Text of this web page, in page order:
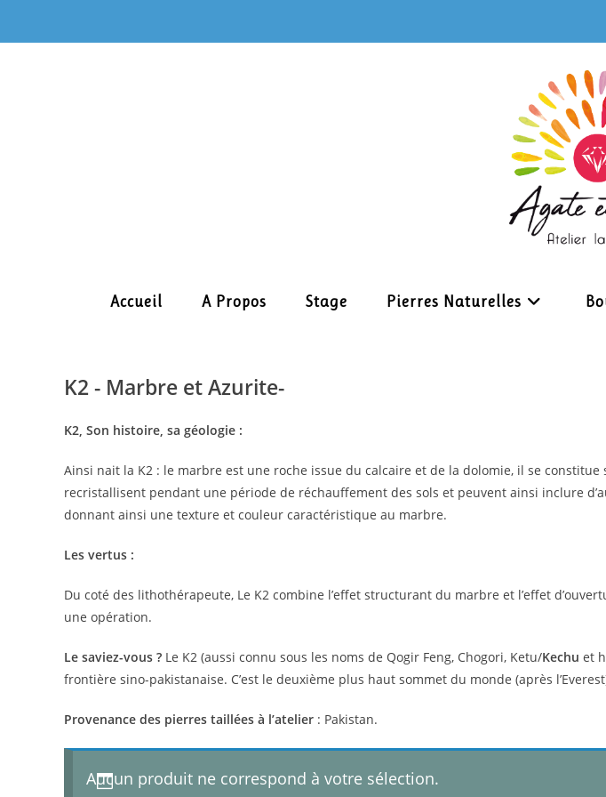
Accueil A Propos Stage Pierres Naturelles
K2 - Marbre et Azurite-
K2, Son histoire, sa géologie :
Ainsi nait la K2 : le marbre est une roche issue du calcaire et de la dolomie, il se
recristallisent pendant une période de réchauffement des sols et peuvent ainsi inclure
donnant ainsi une texture et couleur caractéristique au marbre.
Les vertus :
Du coté des lithothérapeute, Le K2 combine l’effet structurant du marbre et l’effet
une opération.
Le saviez-vous ? Le K2 (aussi connu sous les noms de Qogir Feng, Chogori, Ketu/Kechu et
frontière sino-pakistanaise. C’est le deuxième plus haut sommet du monde (après
Provenance des pierres taillées à l’atelier : Pakistan.
Aucun produit ne correspond à votre sélection.